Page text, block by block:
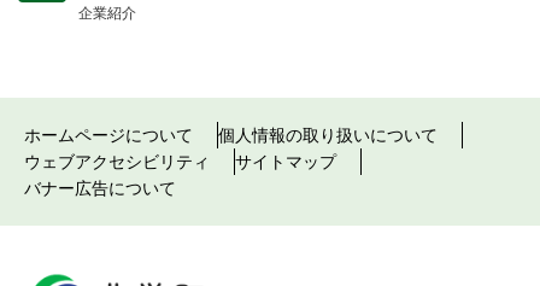
企業紹介
ホームページについて
個人情報の取り扱いについて
ウェブアクセシビリティ
サイトマップ
バナー広告について